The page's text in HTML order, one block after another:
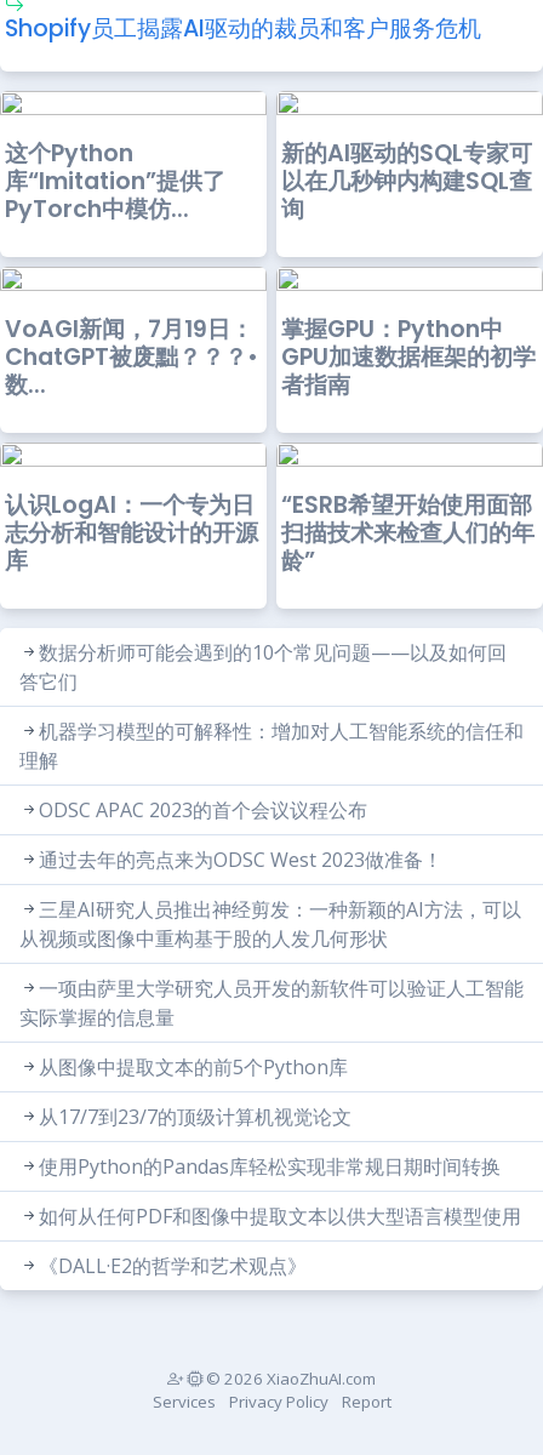
Shopify员工揭露AI驱动的裁员和客户服务危机
这个Python
库“Imitation”提供了
PyTorch中模仿...
新的AI驱动的SQL专家可
以在几秒钟内构建SQL查
询
VoAGI新闻，7月19日：
ChatGPT被废黜？？？•
数...
掌握GPU：Python中
GPU加速数据框架的初学
者指南
认识LogAI：一个专为日
志分析和智能设计的开源
库
“ESRB希望开始使用面部
扫描技术来检查人们的年
龄”
数据分析师可能会遇到的10个常见问题——以及如何回
答它们
机器学习模型的可解释性：增加对人工智能系统的信任和
理解
ODSC APAC 2023的首个会议议程公布
通过去年的亮点来为ODSC West 2023做准备！
三星AI研究人员推出神经剪发：一种新颖的AI方法，可以
从视频或图像中重构基于股的人发几何形状
一项由萨里大学研究人员开发的新软件可以验证人工智能
实际掌握的信息量
从图像中提取文本的前5个Python库
从17/7到23/7的顶级计算机视觉论文
使用Python的Pandas库轻松实现非常规日期时间转换
如何从任何PDF和图像中提取文本以供大型语言模型使用
《DALL·E2的哲学和艺术观点》
© 2026 XiaoZhuAI.com
Services
Privacy Policy Report